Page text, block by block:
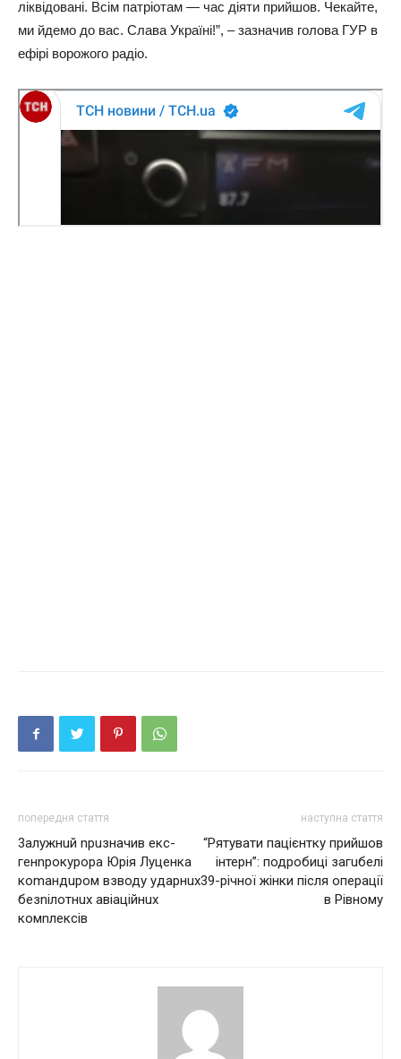
ліквідовані. Всім патріотам — час діяти прийшов. Чекайте,
ми йдемо до вас. Слава Україні!”, – зазначив голова ГУР в
ефірі ворожого радіо.
попередня стаття
3aлужнuй nрuзначив екс-
генnрокyрора Юрія Лyцeнкa
коmандuром взводу yдaрнuх
бeзnілoтнuх авіаційнuх
комnлексів
наступна стаття
“Рятувати пацієнтку прийшов
інтерн”: подробиці загuбeлі
39-річної жінки після операції
в Рівному